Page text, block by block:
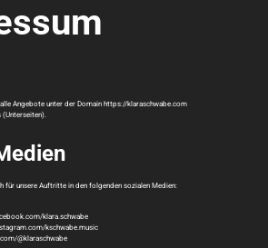
Angebote unter der Domain https://klaraschwabe.com
(Unterseiten).
für unsere Auftritte in den folgenden sozialen Medien:
klara.schwabe
kschwabe.music
@klaraschwabe